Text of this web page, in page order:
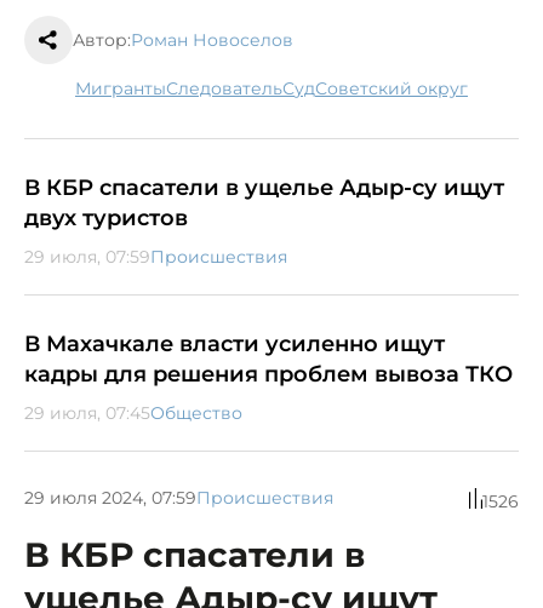
Автор:Роман Новоселов
мигранты следователь суд Советский округ
В КБР спасатели в ущелье Адыр-су ищут
двух туристов
29 июля, 07:59Происшествия
В Махачкале власти усиленно ищут
кадры для решения проблем вывоза ТКО
29 июля, 07:45Общество
29 июля 2024, 07:59Происшествия 1526
В КБР спасатели в
ущелье Адыр-су ищут